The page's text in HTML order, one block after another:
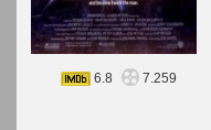
6.8
7.259